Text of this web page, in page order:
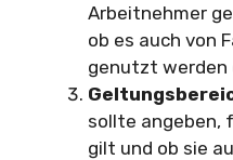
Arbeitnehmer
ob es auch von
genutzt werden
sollte angeben,
gilt und ob sie